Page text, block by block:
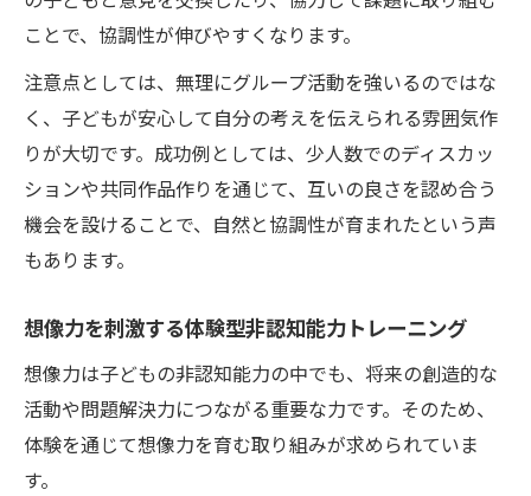
ことで、協調性が伸びやすくなります。
注意点としては、無理にグループ活動を強いるのではな
く、子どもが安心して自分の考えを伝えられる雰囲気作
りが大切です。成功例としては、少人数でのディスカッ
ションや共同作品作りを通じて、互いの良さを認め合う
機会を設けることで、自然と協調性が育まれたという声
もあります。
想像力を刺激する体験型非認知能力トレーニング
想像力は子どもの非認知能力の中でも、将来の創造的な
活動や問題解決力につながる重要な力です。そのため、
体験を通じて想像力を育む取り組みが求められていま
す。